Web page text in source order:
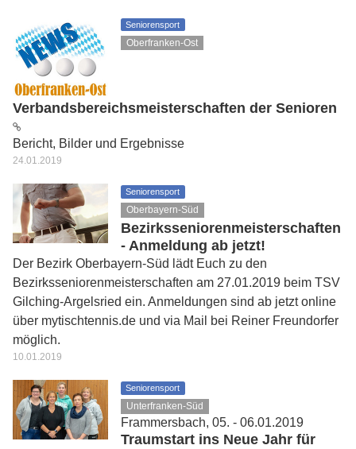
Seniorensport
Oberfranken-Ost
Verbandsbereichsmeisterschaften der Senioren
Bericht, Bilder und Ergebnisse
24.01.2019
Seniorensport
Oberbayern-Süd
Bezirksseniorenmeisterschaften
- Anmeldung ab jetzt!
Der Bezirk Oberbayern-Süd lädt Euch zu den
Bezirksseniorenmeisterschaften am 27.01.2019 beim TSV
Gilching-Argelsried ein. Anmeldungen sind ab jetzt online
über mytischtennis.de und via Mail bei Reiner Freundorfer
möglich.
10.01.2019
Seniorensport
Unterfranken-Süd
Frammersbach, 05. - 06.01.2019
Traumstart ins Neue Jahr für